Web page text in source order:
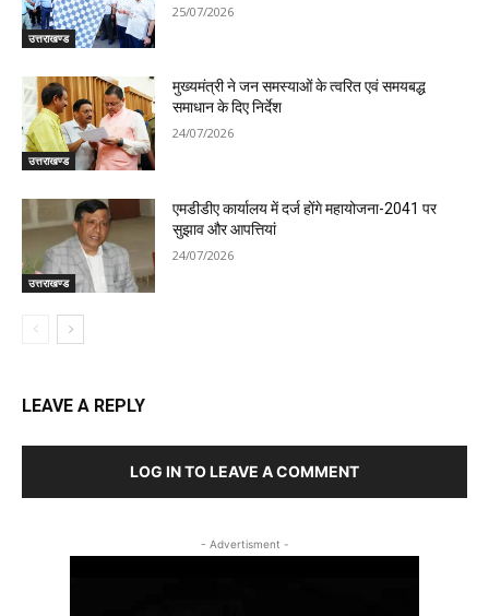
उत्तराखण्ड
25/07/2026
उत्तराखण्ड
मुख्यमंत्री ने जन समस्याओं के त्वरित एवं समयबद्ध
समाधान के दिए निर्देश
24/07/2026
उत्तराखण्ड
एमडीडीए कार्यालय में दर्ज होंगे महायोजना-2041 पर
सुझाव और आपत्तियां
24/07/2026
LEAVE A REPLY
LOG IN TO LEAVE A COMMENT
- Advertisment -